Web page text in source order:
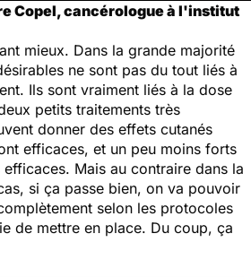
Copel, cancérologue à l'institut
mieux. Dans la grande majorité
ne sont pas du tout liés à
Ils sont vraiment liés à la dose
petits traitements très
donner des effets cutanés
efficaces, et un peu moins forts
Mais au contraire dans la
si ça passe bien, on va pouvoir
selon les protocoles
de mettre en place. Du coup, ça